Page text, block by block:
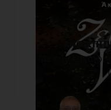
ΑΝΟΙΧΤΗ
Με την